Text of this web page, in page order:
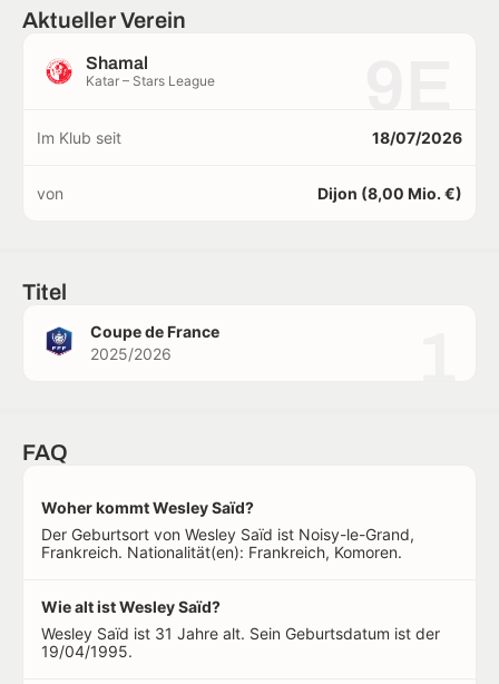
Aktueller Verein
Shamal
Katar – Stars League
Im Klub seit 18/07/2026
von Dijon (8,00 Mio. €)
Titel
Coupe de France
2025/2026
FAQ
Woher kommt Wesley Saïd?
Der Geburtsort von Wesley Saïd ist Noisy-le-Grand,
Frankreich. Nationalität(en): Frankreich, Komoren.
Wie alt ist Wesley Saïd?
Wesley Saïd ist 31 Jahre alt. Sein Geburtsdatum ist der
19/04/1995.